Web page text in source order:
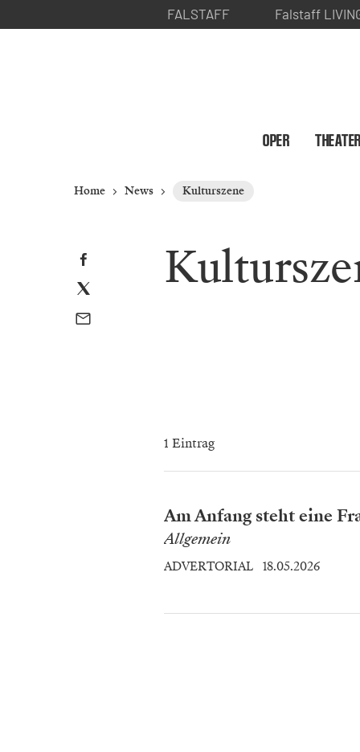
FALSTAFF Falstaff
OPER
Home News Kulturszene
1 Eintrag
Am Anfang steht eine
Allgemein
ADVERTORIAL 18.05.2026